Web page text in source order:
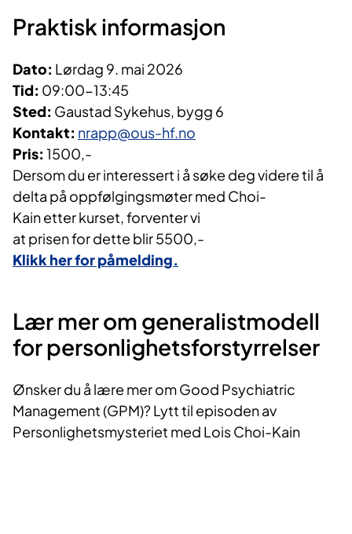
11:00: Mål med korte og tidlige intervensj
GPM konsultasjon og gruppe)
11:45: Lunsj
12:15: Videre anvendelse av
GPM i klinisk praksis og bruk av
case eksempler
13:00: Å komme i gang med GPM-
veileder eller teamleder
Praktisk informasjon
Dato: Lørdag 9. mai 2026
Tid: 09:00-13:45
Sted: Gaustad Sykehus, bygg 6
Kontakt: nrapp@ous-hf.no
Pris: 1500,-
Dersom du er interessert i å søke deg videre til å
delta på oppfølgingsmøter med Choi-
Kain etter kurset, forventer vi
at prisen for dette blir 5500,-
Klikk her for påmelding.
Lær mer om generalistmodell
for personlighetsforstyrrelser
Ønsker du å lære mer om Good Psychiatric
Management (GPM)? Lytt til episoden av
Personlighetsmysteriet med Lois Choi-Kain